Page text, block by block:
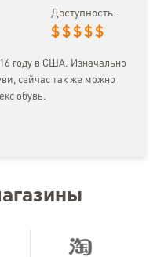
Доступность:
$ $ $ $ $
году в США. Изначально
сейчас так же можно
обувь.